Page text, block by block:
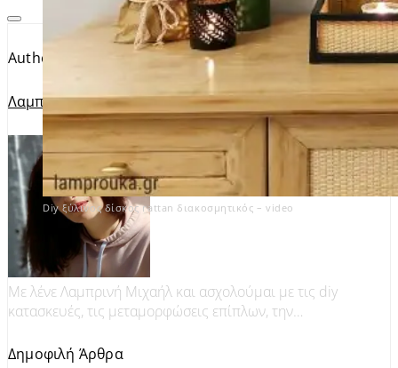
Author
Λαμπρινή Μιχαήλ
Με λένε Λαμπρινή Μιχαήλ και ασχολούμαι με τις diy
κατασκευές, τις μεταμορφώσεις επίπλων, την…
Δημοφιλή Άρθρα
Diy ξύλινος δίσκος rattan διακοσμητικός – video